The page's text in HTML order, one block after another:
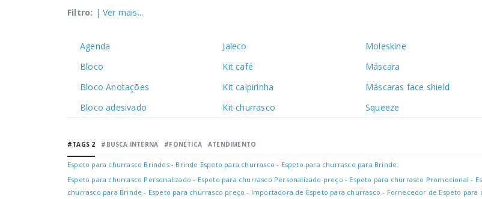
Filtro: | Ver mais...
Agenda
Bloco
Bloco Anotações
Bloco adesivado
Jaleco
Kit café
Kit caipirinha
Kit churrasco
Moleskine
Máscara
Máscaras face shield
Squeeze
#TAGS 2 #BUSCA INTERNA #FONÉTICA ATENDIMENTO
Espeto para churrasco Brindes- Brinde Espeto para churrasco - Espeto para churrasco para Brinde
Espeto para churrasco Personalizado- Espeto para churrasco Personalizado preço - Espeto para churrasco Promocional -
churrasco para Brinde - Espeto para churrasco preço - Importadora de Espeto para churrasco - Fornecedor de Espeto para